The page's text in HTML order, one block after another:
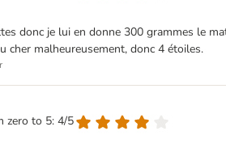
donc je lui en donne 300 grammes le
cher malheureusement, donc 4 étoiles.
zero to 5: 4/5